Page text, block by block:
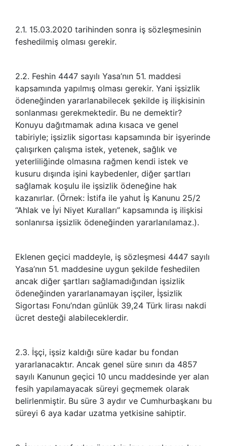
2.1. 15.03.2020 tarihinden sonra iş sözleşmesinin
feshedilmiş olması gerekir.
2.2. Feshin 4447 sayılı Yasa’nın 51. maddesi
kapsamında yapılmış olması gerekir. Yani işsizlik
ödeneğinden yararlanabilecek şekilde iş ilişkisinin
sonlanması gerekmektedir. Bu ne demektir?
Konuyu dağıtmamak adına kısaca ve genel
tabiriyle; işsizlik sigortası kapsamında bir işyerinde
çalışırken çalışma istek, yetenek, sağlık ve
yeterliliğinde olmasına rağmen kendi istek ve
kusuru dışında işini kaybedenler, diğer şartları
sağlamak koşulu ile işsizlik ödeneğine hak
kazanırlar. (Örnek: İstifa ile yahut İş Kanunu 25/2
“Ahlak ve İyi Niyet Kuralları” kapsamında iş ilişkisi
sonlanırsa işsizlik ödeneğinden yararlanılamaz.).
Eklenen geçici maddeyle, iş sözleşmesi 4447 sayılı
Yasa’nın 51. maddesine uygun şekilde feshedilen
ancak diğer şartları sağlamadığından işsizlik
ödeneğinden yararlanamayan işçiler, İşsizlik
Sigortası Fonu’ndan günlük 39,24 Türk lirası nakdi
ücret desteği alabileceklerdir.
2.3. İşçi, işsiz kaldığı süre kadar bu fondan
yararlanacaktır. Ancak genel süre sınırı da 4857
sayılı Kanunun geçici 10 uncu maddesinde yer alan
fesih yapılamayacak süreyi geçmemek olarak
belirlenmiştir. Bu süre 3 aydır ve Cumhurbaşkanı bu
süreyi 6 aya kadar uzatma yetkisine sahiptir.